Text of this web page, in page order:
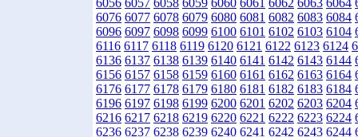
6056 6057 6058 6059 6060 6061 6062 6063 6064
6076 6077 6078 6079 6080 6081 6082 6083 6084
6096 6097 6098 6099 6100 6101 6102 6103 6104
6116 6117 6118 6119 6120 6121 6122 6123 6124
6136 6137 6138 6139 6140 6141 6142 6143 6144
6156 6157 6158 6159 6160 6161 6162 6163 6164
6176 6177 6178 6179 6180 6181 6182 6183 6184
6196 6197 6198 6199 6200 6201 6202 6203 6204
6216 6217 6218 6219 6220 6221 6222 6223 6224
6236 6237 6238 6239 6240 6241 6242 6243 6244